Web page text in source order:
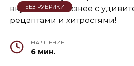
БЕЗ РУБРИКИ
НА ЧТЕНИЕ
6 мин.